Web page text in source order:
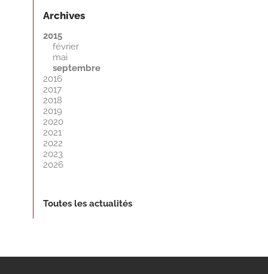
Archives
2015
février
mai
septembre
2016
2017
2018
2019
2020
2021
2022
2023
2026
Toutes les actualités